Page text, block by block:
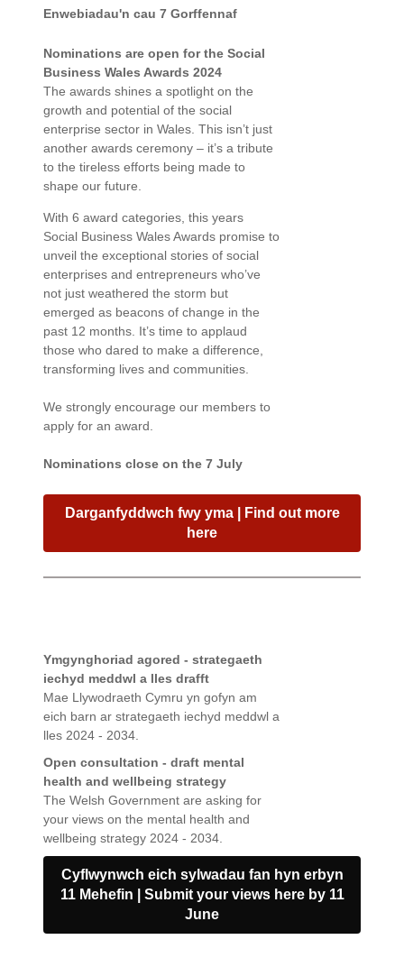
Enwebiadau'n cau 7 Gorffennaf
Nominations are open for the Social
Business Wales Awards 2024
The awards shines a spotlight on the
growth and potential of the social
enterprise sector in Wales. This isn’t just
another awards ceremony – it’s a tribute
to the tireless efforts being made to
shape our future.
With 6 award categories, this years
Social Business Wales Awards promise to
unveil the exceptional stories of social
enterprises and entrepreneurs who’ve
not just weathered the storm but
emerged as beacons of change in the
past 12 months. It’s time to applaud
those who dared to make a difference,
transforming lives and communities.
We strongly encourage our members to
apply for an award.
Nominations close on the 7 July
Darganfyddwch fwy yma | Find out more
here
Ymgynghoriad agored - strategaeth
iechyd meddwl a lles drafft
Mae Llywodraeth Cymru yn gofyn am
eich barn ar strategaeth iechyd meddwl a
lles 2024 - 2034.
Open consultation - draft mental
health and wellbeing strategy
The Welsh Government are asking for
your views on the mental health and
wellbeing strategy 2024 - 2034.
Cyflwynwch eich sylwadau fan hyn erbyn
11 Mehefin | Submit your views here by 11
June